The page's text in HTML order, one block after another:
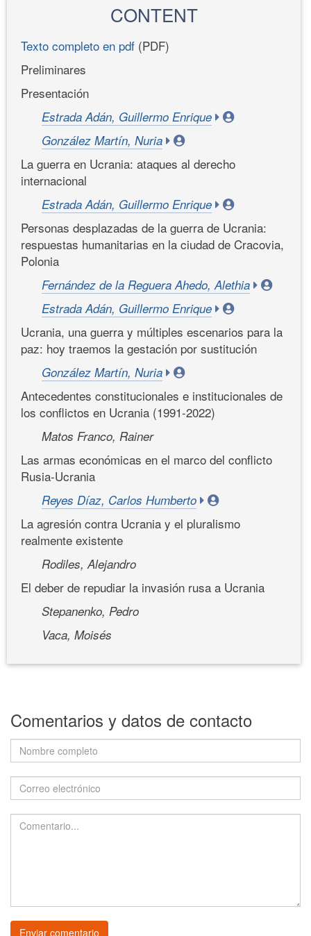
CONTENT
Texto completo en pdf (PDF)
Preliminares
Presentación
Estrada Adán, Guillermo Enrique
González Martín, Nuria
La guerra en Ucrania: ataques al derecho
internacional
Estrada Adán, Guillermo Enrique
Personas desplazadas de la guerra de Ucrania:
respuestas humanitarias en la ciudad de Cracovia,
Polonia
Fernández de la Reguera Ahedo, Alethia
Estrada Adán, Guillermo Enrique
Ucrania, una guerra y múltiples escenarios para la
paz: hoy traemos la gestación por sustitución
González Martín, Nuria
Antecedentes constitucionales e institucionales de
los conflictos en Ucrania (1991-2022)
Matos Franco, Rainer
Las armas económicas en el marco del conflicto
Rusia-Ucrania
Reyes Díaz, Carlos Humberto
La agresión contra Ucrania y el pluralismo
realmente existente
Rodiles, Alejandro
El deber de repudiar la invasión rusa a Ucrania
Stepanenko, Pedro
Vaca, Moisés
Comentarios y datos de contacto